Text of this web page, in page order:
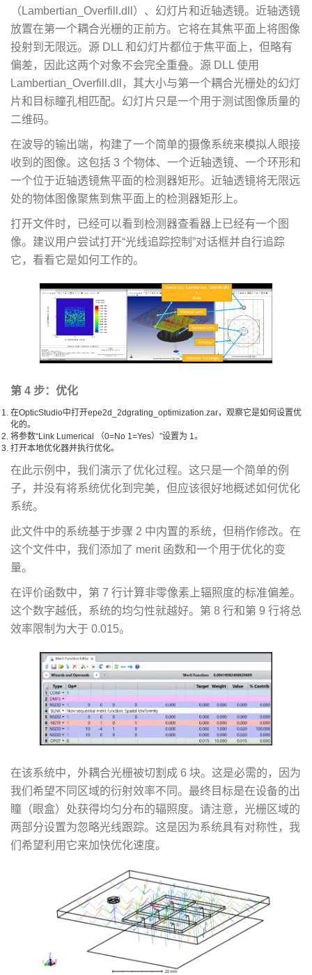
（Lambertian_Overfill.dll）、幻灯片和近轴透镜。近轴透镜
放置在第一个耦合光栅的正前方。它将在其焦平面上将图像
投射到无限远。源 DLL 和幻灯片都位于焦平面上，但略有
偏差，因此这两个对象不会完全重叠。源 DLL 使用
Lambertian_Overfill.dll，其大小与第一个耦合光栅处的幻灯
片和目标瞳孔相匹配。幻灯片只是一个用于测试图像质量的
二维码。
在波导的输出端，构建了一个简单的摄像系统来模拟人眼接
收到的图像。这包括 3 个物体、一个近轴透镜、一个环形和
一个位于近轴透镜焦平面的检测器矩形。近轴透镜将无限远
处的物体图像聚焦到焦平面上的检测器矩形上。
打开文件时，已经可以看到检测器查看器上已经有一个图
像。建议用户尝试打开“光线追踪控制”对话框并自行追踪
它，看看它是如何工作的。
第 4 步：优化
在OpticStudio中打开epe2d_2dgrating_optimization.zar，观察它是如何设置优
化的。
将参数“Link Lumerical （0=No 1=Yes）”设置为 1。
打开本地优化器并执行优化。
在此示例中，我们演示了优化过程。这只是一个简单的例
子，并没有将系统优化到完美，但应该很好地概述如何优化
系统。
此文件中的系统基于步骤 2 中内置的系统，但稍作修改。在
这个文件中，我们添加了 merit 函数和一个用于优化的变
量。
在评价函数中，第 7 行计算非零像素上辐照度的标准偏差。
这个数字越低，系统的均匀性就越好。第 8 行和第 9 行将总
效率限制为大于 0.015。
在该系统中，外耦合光栅被切割成 6 块。这是必需的，因为
我们希望不同区域的衍射效率不同。最终目标是在设备的出
瞳（眼盒）处获得均匀分布的辐照度。请注意，光栅区域的
两部分设置为忽略光线跟踪。这是因为系统具有对称性，我
们希望利用它来加快优化速度。